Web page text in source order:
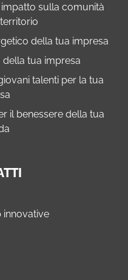
sulla comunità
della tua impresa
della tua impresa
talenti per la tua
il benessere della tua
innovative